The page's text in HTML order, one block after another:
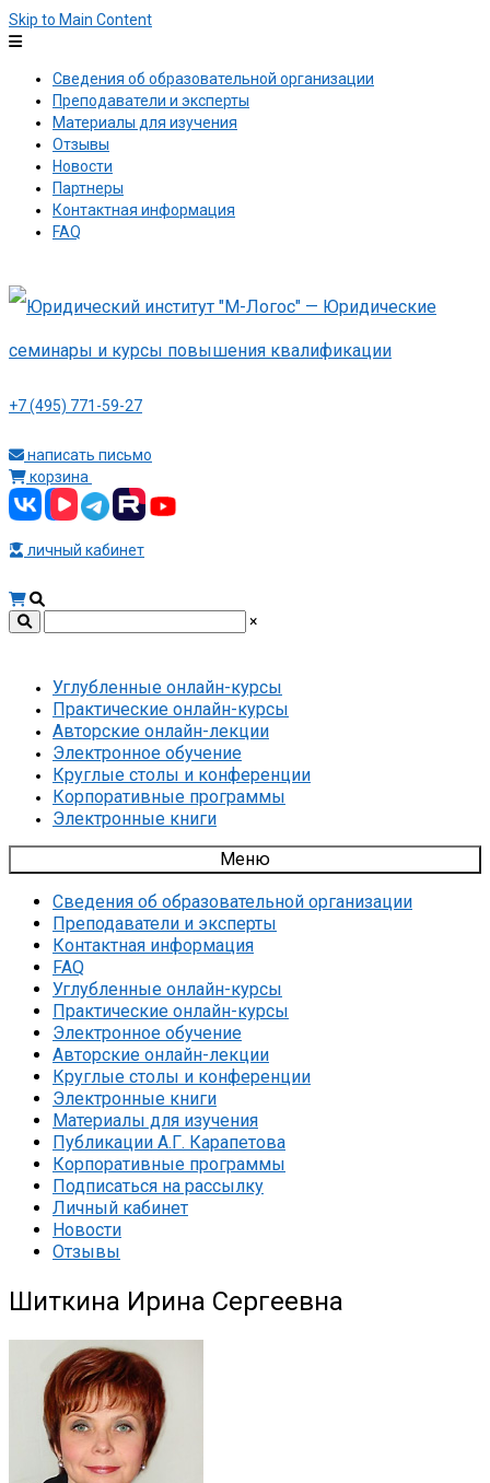
Skip to Main Content
Сведения об образовательной организации
Преподаватели и эксперты
Материалы для изучения
Отзывы
Новости
Партнеры
Контактная информация
FAQ
+7 (495) 771-59-27
написать письмо
корзина
личный кабинет
×
Углубленные онлайн-курсы
Практические онлайн-курсы
Авторские онлайн-лекции
Электронное обучение
Круглые столы и конференции
Корпоративные программы
Электронные книги
Меню
Сведения об образовательной организации
Преподаватели и эксперты
Контактная информация
FAQ
Углубленные онлайн-курсы
Практические онлайн-курсы
Электронное обучение
Авторские онлайн-лекции
Круглые столы и конференции
Электронные книги
Материалы для изучения
Публикации А.Г. Карапетова
Корпоративные программы
Подписаться на рассылку
Личный кабинет
Новости
Отзывы
Шиткина Ирина Сергеевна